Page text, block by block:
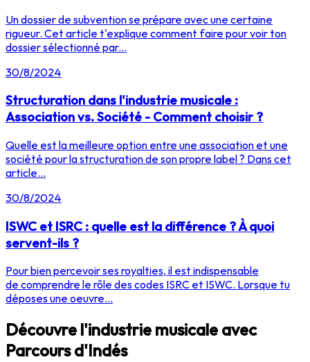
Un dossier de subvention se prépare avec une certaine
rigueur. Cet article t'explique comment faire pour voir ton
dossier sélectionné par...
30/8/2024
Structuration dans l'industrie musicale :
Association vs. Société - Comment choisir ?
Quelle est la meilleure option entre une association et une
société pour la structuration de son propre label ? Dans cet
article...
30/8/2024
ISWC et ISRC : quelle est la différence ? À quoi
servent-ils ?
Pour bien percevoir ses royalties, il est indispensable
de comprendre le rôle des codes ISRC et ISWC. Lorsque tu
déposes une oeuvre...
Découvre l'industrie musicale avec
Parcours d'Indés